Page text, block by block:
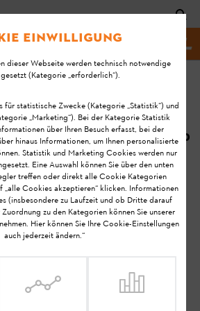
STIHL Webseite
ist
was
FAQ
Geändert
am:
08.07.2020
FAQ
Störungen beheben
STIHL Produkt einsatzbereit machen, in
transportieren, aufbewahren,
Einwilligung
dieser Webseite werden technisch notwendige
(Kategorie „erforderlich“).
statistische Zwecke (Kategorie „Statistik“) und
„Marketing“). Bei der Kategorie Statistik
über Ihren Besuch erfasst, bei der
hinaus Informationen, um Ihnen personalisierte
Statistik und Marketing Cookies werden nur
Eine Auswahl können Sie über den unten
treffen oder direkt alle Cookie Kategorien
„alle Cookies akzeptieren“ klicken. Informationen
(insbesondere zu Laufzeit und ob Dritte darauf
zu den Kategorien können Sie unserer
Hier können Sie Ihre Cookie-Einstellungen
auch jederzeit ändern.“